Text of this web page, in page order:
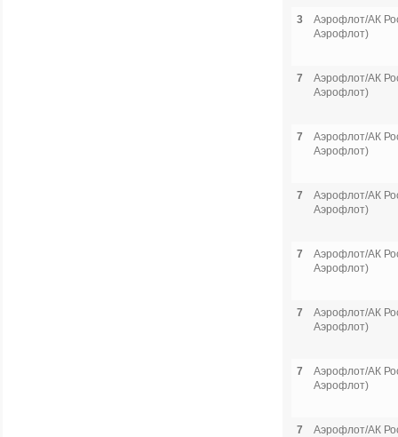
3
Аэрофлот/АК
Аэрофлот)
7
Аэрофлот/АК
Аэрофлот)
7
Аэрофлот/АК
Аэрофлот)
7
Аэрофлот/АК
Аэрофлот)
7
Аэрофлот/АК
Аэрофлот)
7
Аэрофлот/АК
Аэрофлот)
7
Аэрофлот/АК
Аэрофлот)
7
Аэрофлот/АК